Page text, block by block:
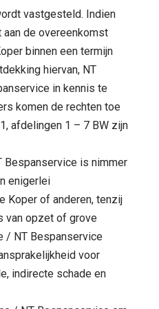
vastgesteld. Indien
de overeenkomst
binnen een termijn
hiervan, NT
in kennis te
komen de rechten toe
afdelingen 1 – 7 BW zijn
Bespanservice is nimmer
enigerlei
Koper of anderen, tenzij
van opzet of grove
/ NT Bespanservice
voor
indirecte schade en